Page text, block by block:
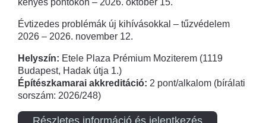
Évtizedes problémák új kihívásokkal – tűzvédelem
2026 – 2026. november 12.
Helyszín: Etele Plaza Prémium Moziterem (1119
Budapest, Hadak útja 1.)
Építészkamarai akkreditáció: 2 pont/alkalom (bírálati
sorszám: 2026/248)
Részletes információ és jelentkezés